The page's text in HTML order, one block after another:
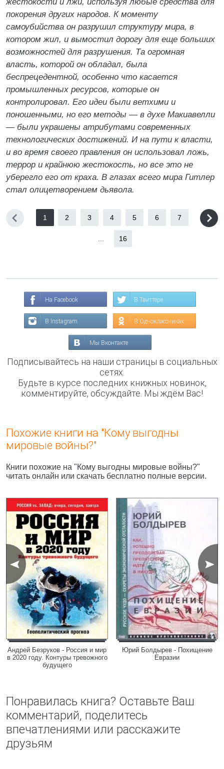
покорения других народов. К моменту
самоубийства он разрушил структуру мира, в
котором жил, и вымостил дорогу для еще больших
возможностей для разрушения. Та огромная
власть, которой он обладал, была
беспрецедентной, особенно что касается
промышленных ресурсов, которые он
контролировал. Его идеи были ветхими и
поношенными, но его методы — в духе Макиавелли
— были украшены атрибутами современных
технологических достижений. И на пути к власти,
и во время своего правления он использовал ложь,
террор и крайнюю жестокость, но все это не
уберегло его от краха. В глазах всего мира Гитлер
стал олицетворением дьявола.
1 2 3 4 5 6 7
16
На Facebook В Твиттере
В Instagram В Одноклассниках
Мы Вконтакте
Подписывайтесь на наши страницы в социальных
сетях.
Будьте в курсе последних книжных новинок,
комментируйте, обсуждайте. Мы ждём Вас!
Похожие книги на "Кому выгодны
мировые войны?"
Книги похожие на "Кому выгодны мировые войны?"
читать онлайн или скачать бесплатно полные версии.
Андрей Безруков - Россия и мир
в 2020 году. Контуры тревожного
будущего
Юрий Болдырев - Похищение
Евразии
Понравилась книга? Оставьте Ваш
комментарий, поделитесь
впечатлениями или расскажите
друзьям